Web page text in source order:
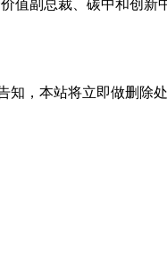
值副总裁、碳中和创新
，本站将立即做删除处